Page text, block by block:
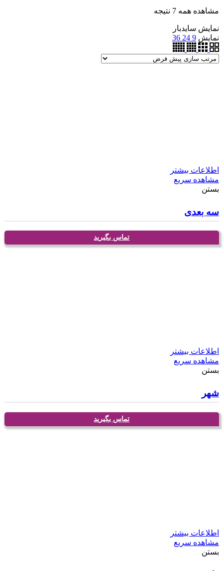
مشاهده همه 7 نتیجه
نمایش سایدبار
نمایش 9
24
36
اطلاعات بیشتر
مشاهده سریع
بستن
سه بعدی
تماس بگیرید
اطلاعات بیشتر
مشاهده سریع
بستن
شهر
تماس بگیرید
اطلاعات بیشتر
مشاهده سریع
بستن